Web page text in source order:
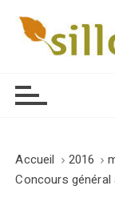
Accueil 2016
Concours général